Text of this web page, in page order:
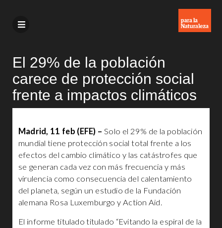
El 29% de la población
carece de protección social
frente a impactos climáticos
Madrid, 11 feb (EFE) – Solo el 29% de la población
mundial tiene protección social total frente a los
efectos del cambio climático y las catástrofes que
se generan cada vez con más frecuencia y más
virulencia como consecuencia del calentamiento
del planeta, según un estudio de la Fundación
alemana Rosa Luxemburgo y Action Aid.
El informe titulado titulado “Evitando la espiral de la